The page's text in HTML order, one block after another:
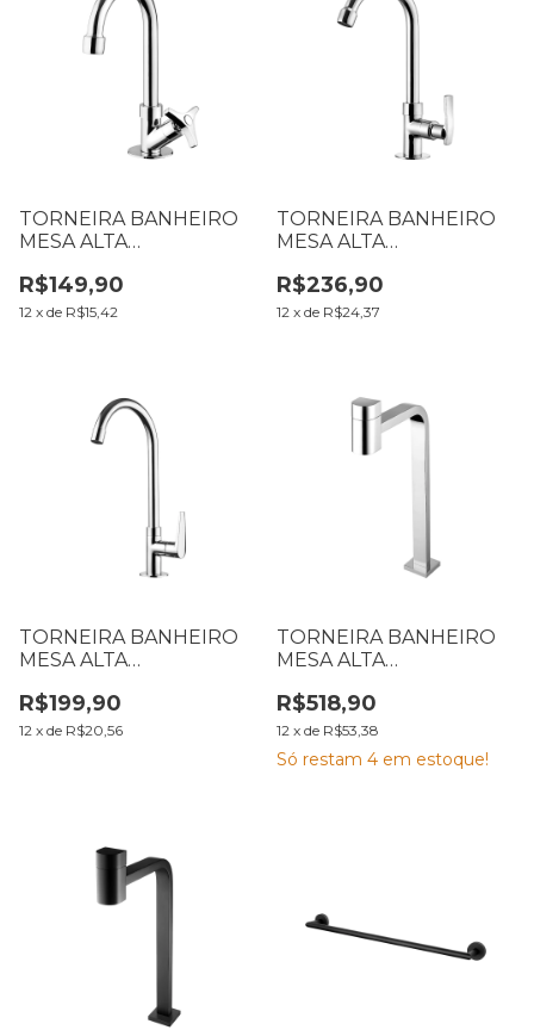
TORNEIRA BANHEIRO
MESA ALTA
C30 7010230
R$149,90
12 x de R$15,42
TORNEIRA BANHEIRO
MESA ALTA
C29 7010214
R$236,90
12 x de R$24,37
TORNEIRA BANHEIRO
MESA ALTA
C32 JOY 7010232
R$199,90
12 x de R$20,56
TORNEIRA BANHEIRO
MESA ALTA
1195 C55 7048564
R$518,90
12 x de R$53,38
Só restam 4 em estoque!